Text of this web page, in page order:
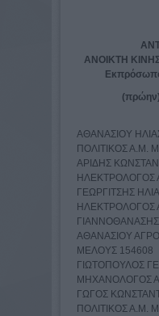
ΑΝΟΙΚΤΗ
ΑΘΑΝΑΣΙΟΥ
ΠΟΛΙΤΙΚΟΣ Α.Μ.
ΑΡΙΔΗΣ
ΗΛΕΚΤΡΟΛΟΓΟΣ
ΓΕΩΡΓΙΤΣΗΣ
ΗΛΕΚΤΡΟΛΟΓΟΣ
ΑΘΑΝΑΣΙΟΥ
ΜΕΛΟΥΣ 154608
ΓΙΩΤΟΠΟΥΛΟΣ
ΜΗΧΑΝΟΛΟΓΟΣ
ΓΩΓΟΣ
ΠΟΛΙΤΙΚΟΣ Α.Μ.